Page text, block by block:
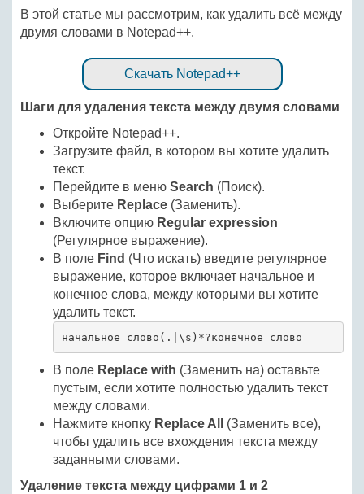
В этой статье мы рассмотрим, как удалить всё между
двумя словами в Notepad++.
Скачать Notepad++
Шаги для удаления текста между двумя словами
Откройте Notepad++.
Загрузите файл, в котором вы хотите удалить
текст.
Перейдите в меню Search (Поиск).
Выберите Replace (Заменить).
Включите опцию Regular expression
(Регулярное выражение).
В поле Find (Что искать) введите регулярное
выражение, которое включает начальное и
конечное слова, между которыми вы хотите
удалить текст.
начальное_слово(.|\s)*?конечное_слово
В поле Replace with (Заменить на) оставьте
пустым, если хотите полностью удалить текст
между словами.
Нажмите кнопку Replace All
(Заменить все),
чтобы удалить все вхождения текста между
заданными словами.
Удаление текста между цифрами 1 и 2